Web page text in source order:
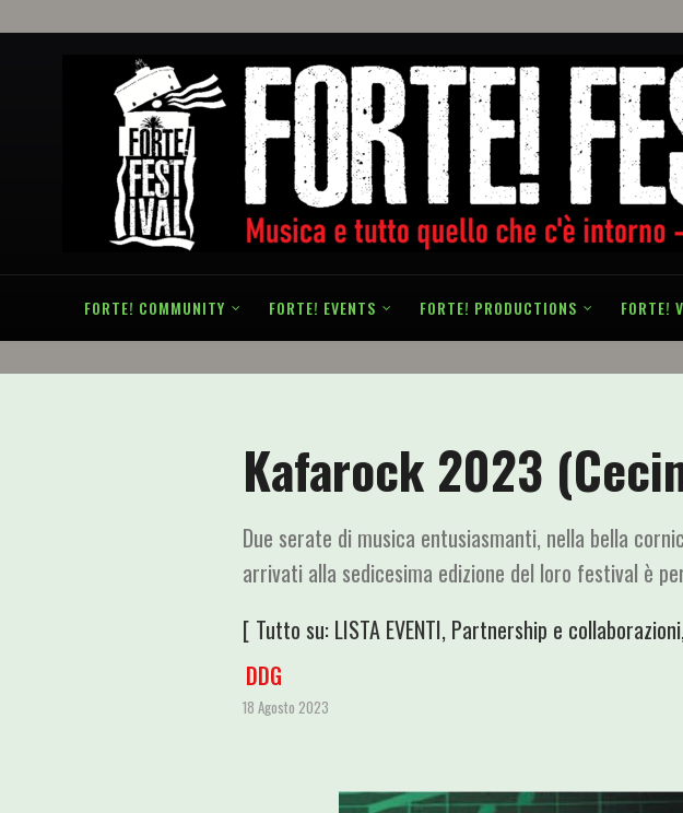
FORTE! COMMUNITY FORTE! EVENTS FORTE! PRODUCTIONS FORTE!
Kafarock 2023
Due serate di musica entusiasmanti, nella bella
arrivati alla sedicesima edizione del loro festival è
[ Tutto su: LISTA EVENTI, Partnership e collaborazioni
DDG
18 Agosto 2023